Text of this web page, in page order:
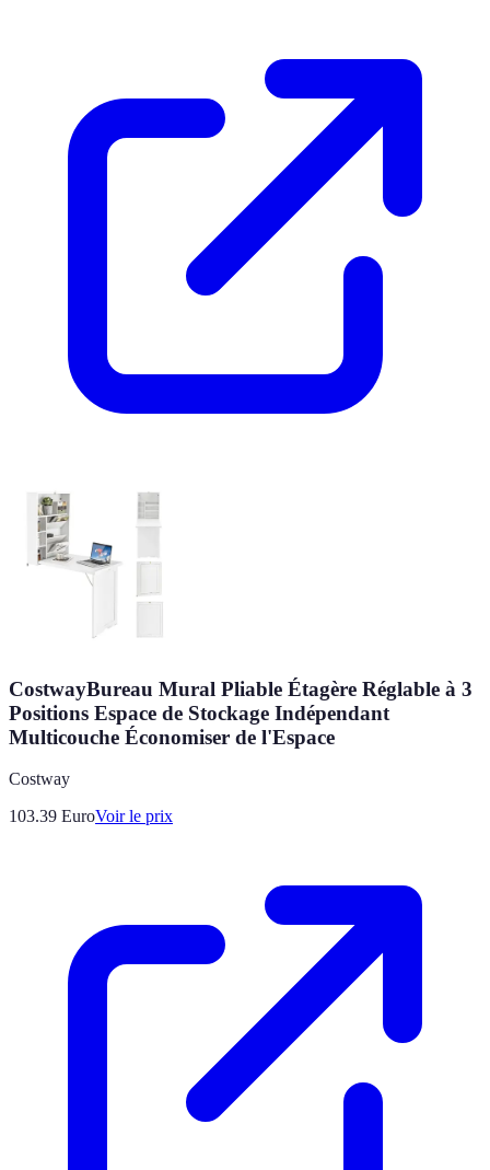
CostwayBureau Mural Pliable Étagère Réglable à 3
Positions Espace de Stockage Indépendant
Multicouche Économiser de l'Espace
Costway
103.39 EuroVoir le prix